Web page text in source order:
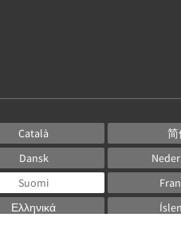
Català 简
Dansk
Suomi
Ελληνικά